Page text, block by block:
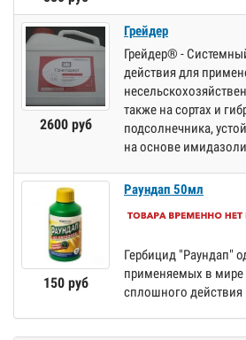
2600 руб
Грейдер
Грейдер® -
действия для
также на сортах и
подсолнечника,
на основе
150 руб
Раундап 50мл
Гербицид "Раундап"
применяемых в мире
сплошного действия